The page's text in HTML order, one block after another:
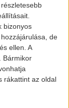
bizonyos
de
ellen. A
Bármikor
rákattint az oldal
az